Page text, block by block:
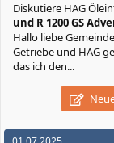
Diskutiere HAG
und R 1200 GS
Hallo liebe
Getriebe und HAG
das ich den...